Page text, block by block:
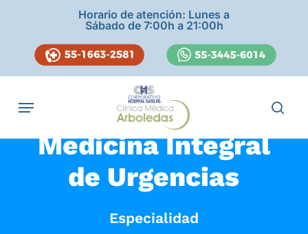
content
Horario de atención: Lunes a
Sábado de 7:00h a 21:00h
Navegación
Medicina Integral
de Urgencias
Especialidad